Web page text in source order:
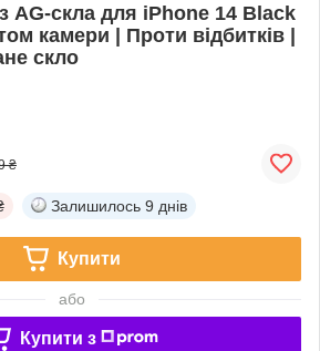
AG-скла для iPhone 14 Black
камери | Проти відбитків |
скло
₴
Залишилось 9 днів
Купити
або
Купити з